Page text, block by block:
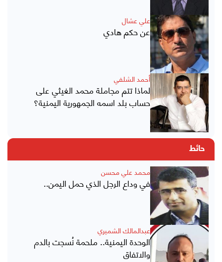
علي عشال
عن حكم هادي
أحمد الشلفي
لماذا تتم مجاملة محمد الغيثي على
حساب بلد اسمه الجمهورية اليمنية؟
حائط
محمد علي محسن
في وداع الرجل الذي حمل اليمن..
عبدالمالك الشميري
الوحدة اليمنية.. ملحمة نُسجت بالدم
والاتفاق